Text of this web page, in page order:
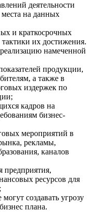
деятельности
на данных
и краткосрочных
их достижения.
намеченной
продукции,
а также в
издержек по
кадров на
бизнес-
мероприятий в
рекламы,
каналов
предприятия,
ресурсов для
создавать угрозу
плана.